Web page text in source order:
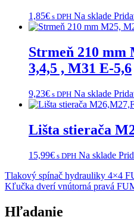
1,85€ s DPH Na sklade
Strmeň 210 mm
3,4,5 , M31 E-5,6
9,23€ s DPH Na sklade
Lišta stierača
15,99€ s DPH Na sklade
Navigácia
v
článku
Tlakový spínač hydrauliky 4×4
Kľučka dverí vnútorná pravá
Hľadanie